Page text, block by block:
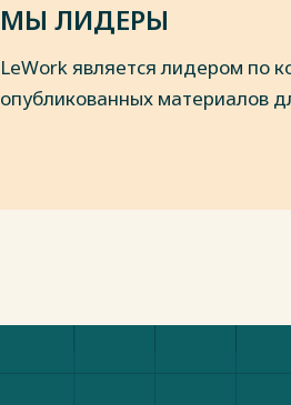
МЫ ЛИДЕРЫ
LeWork является лидером по
опубликованных материалов